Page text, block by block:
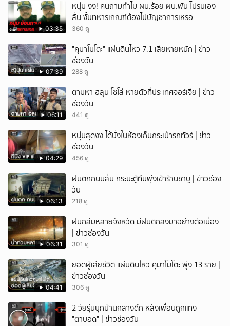
03:35
หนุ่ม งง! คนถามทำไม ผบ.ร้อย ผบ.พัน ไปรบเอง
ลั่น งั้นทหารเกณฑ์ต้องไปบัญชาการเหรอ
360 ดู
07:39
"คุมาโมโตะ" แผ่นดินไหว 7.1 เสียหายหนัก | ข่าว
ช่องวัน
288 ดู
06:11
ตามหา ฮลุน โซโล่ หายตัวที่ประเทศจอร์เจีย | ข่าว
ช่องวัน
441 ดู
04:29
หนุ่มสุดงง ได้นั่งในห้องเก็บกระเป๋ารถทัวร์ | ข่าว
ช่องวัน
456 ดู
06:13
ฝนตกถนนลื่น กระบะตู้ทึบพุ่งเข้าร้านชาบู | ข่าวช่อง
วัน
218 ดู
06:31
ฝนถล่มหลายจังหวัด มีฝนตกลงมาอย่างต่อเนื่อง
| ข่าวช่องวัน
301 ดู
04:41
ยอดผู้เสียชีวิต แผ่นดินไหว คุมาโมโตะ พุ่ง 13 ราย |
ข่าวช่องวัน
306 ดู
2 วัยรุ่นบุกบ้านกลางดึก หลังเพื่อนถูกแทง
"ตาบอด" | ข่าวช่องวัน